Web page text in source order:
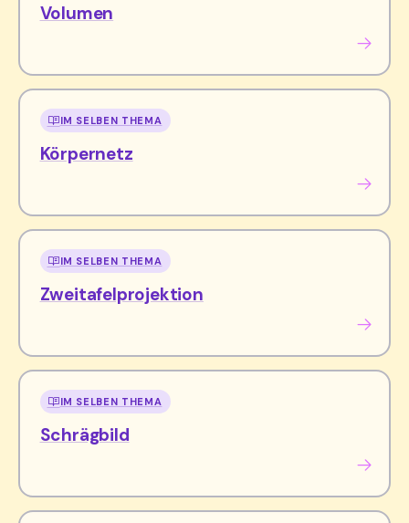
Volumen
IM SELBEN THEMA
Körpernetz
IM SELBEN THEMA
Zweitafelprojektion
IM SELBEN THEMA
Schrägbild